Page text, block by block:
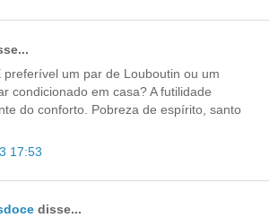
preferível um par de Louboutin ou um
condicionado em casa? A futilidade
do conforto. Pobreza de espírito, santo
17:53
disse...